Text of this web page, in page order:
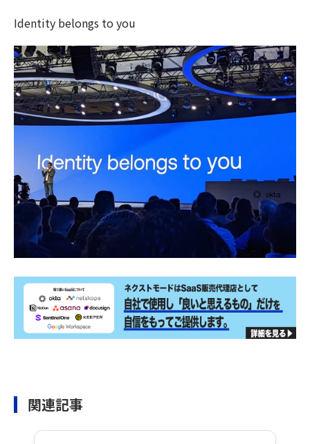
Identity belongs to you
関連記事